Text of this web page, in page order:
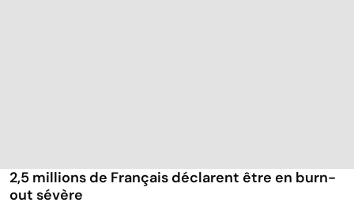
2,5 millions de Français déclarent être en burn-
out sévère